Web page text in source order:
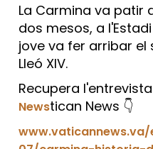
La Carmina va patir
dos mesos, a
jove va fer arribar
Lleó XIV.
Recupera
Newstican News 👇